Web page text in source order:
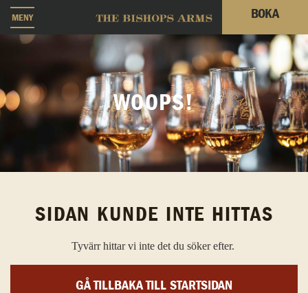
MENY BOKA
WOOPS!
SIDAN KUNDE INTE HITTAS
Tyvärr hittar vi inte det du söker efter.
GÅ TILLBAKA TILL STARTSIDAN